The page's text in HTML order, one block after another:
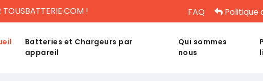
TOUSBATTERIE.COM ! FAQ Politique
Batteries et Chargeurs par
appareil
Qui sommes
nous